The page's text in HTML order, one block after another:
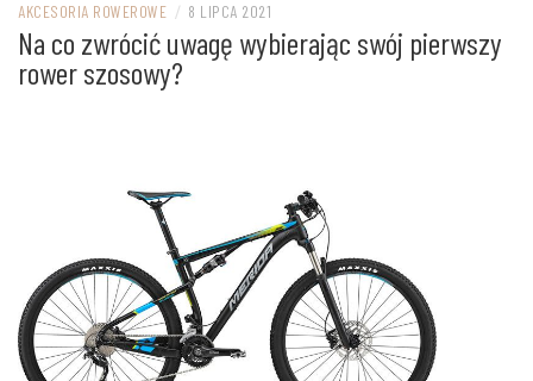
AKCESORIA ROWEROWE / 8 LIPCA 2021
Na co zwrócić uwagę wybierając swój pierwszy
rower szosowy?